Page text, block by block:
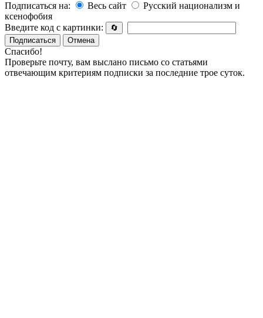
Подписаться на:
Весь сайт
Русский национализм и
ксенофобия
Введите код с картинки:
🔄
Подписаться
Отмена
Спасибо!
Проверьте почту, вам выслано письмо со статьями
отвечающим критериям подписки за последние трое суток.